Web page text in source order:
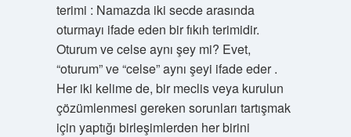
terimi : Namazda iki secde arasında
oturmayı ifade eden bir fıkıh terimidir.
Oturum ve celse aynı şey mi? Evet,
“oturum” ve “celse” aynı şeyi ifade eder .
Her iki kelime de, bir meclis veya kurulun
çözümlenmesi gereken sorunları tartışmak
için yaptığı birleşimlerden her birini